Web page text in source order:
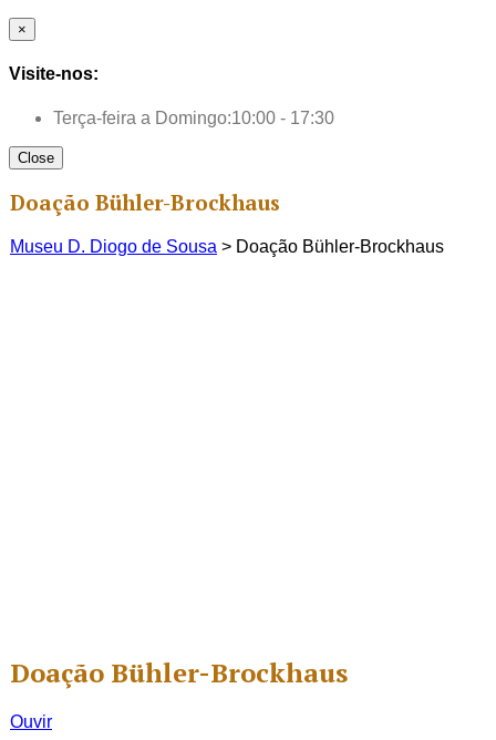
×
Visite-nos:
Terça-feira a Domingo:10:00 - 17:30
Close
Doação Bühler-Brockhaus
Museu D. Diogo de Sousa > Doação Bühler-Brockhaus
Doação Bühler-Brockhaus
Ouvir